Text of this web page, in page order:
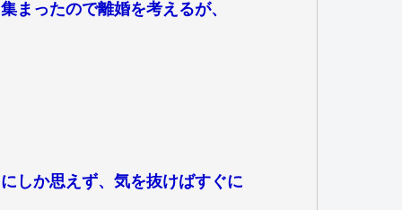
まったので離婚を考えるが、
しか思えず、気を抜けばすぐに